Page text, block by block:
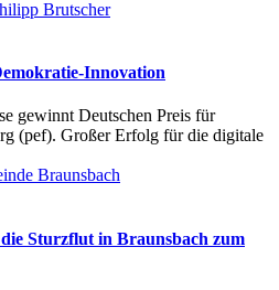
Innovation
gewinnt Deutschen Preis für
(pef). Großer Erfolg für die digitale
Sturzflut in Braunsbach zum